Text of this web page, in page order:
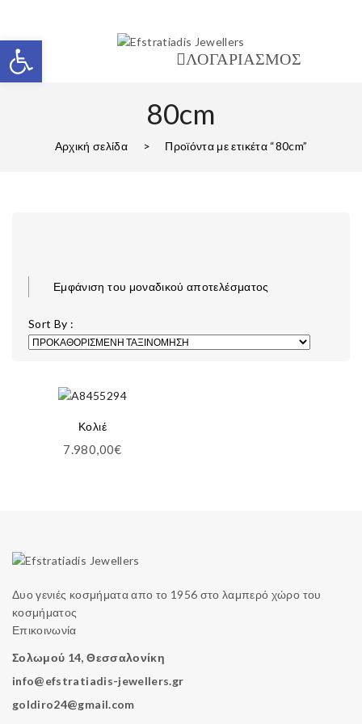
ΛΟΓΑΡΙΑΣΜΟΣ
80cm
Αρχική σελίδα > Προϊόντα με ετικέτα “80cm”
Εμφάνιση του μοναδικού αποτελέσματος
Sort By :
Κολιέ
7.980,00€
Δυο γενιές κοσμήματα απο το 1956 στο λαμπερό χώρο του
κοσμήματος
Επικοινωνία
Σολωμού 14, Θεσσαλονίκη
info@efstratiadis-jewellers.gr
goldiro24@gmail.com
Ανοίξτε τη γραμμή εργαλείων